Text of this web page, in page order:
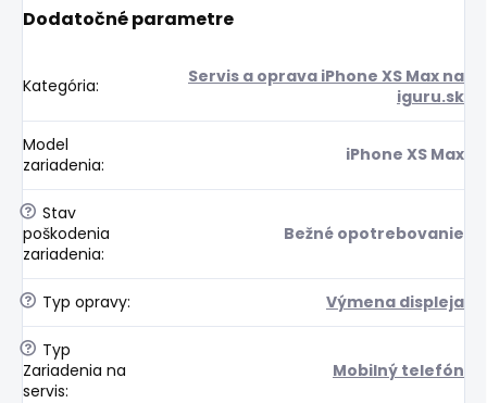
Dodatočné parametre
Kategória:
Servis a oprava iPhone XS Max na
iguru.sk
Model
zariadenia: iPhone XS Max
? Stav
poškodenia
zariadenia:
Bežné opotrebovanie
? Typ opravy: Výmena displeja
? Typ
Zariadenia na
servis:
Mobilný telefón